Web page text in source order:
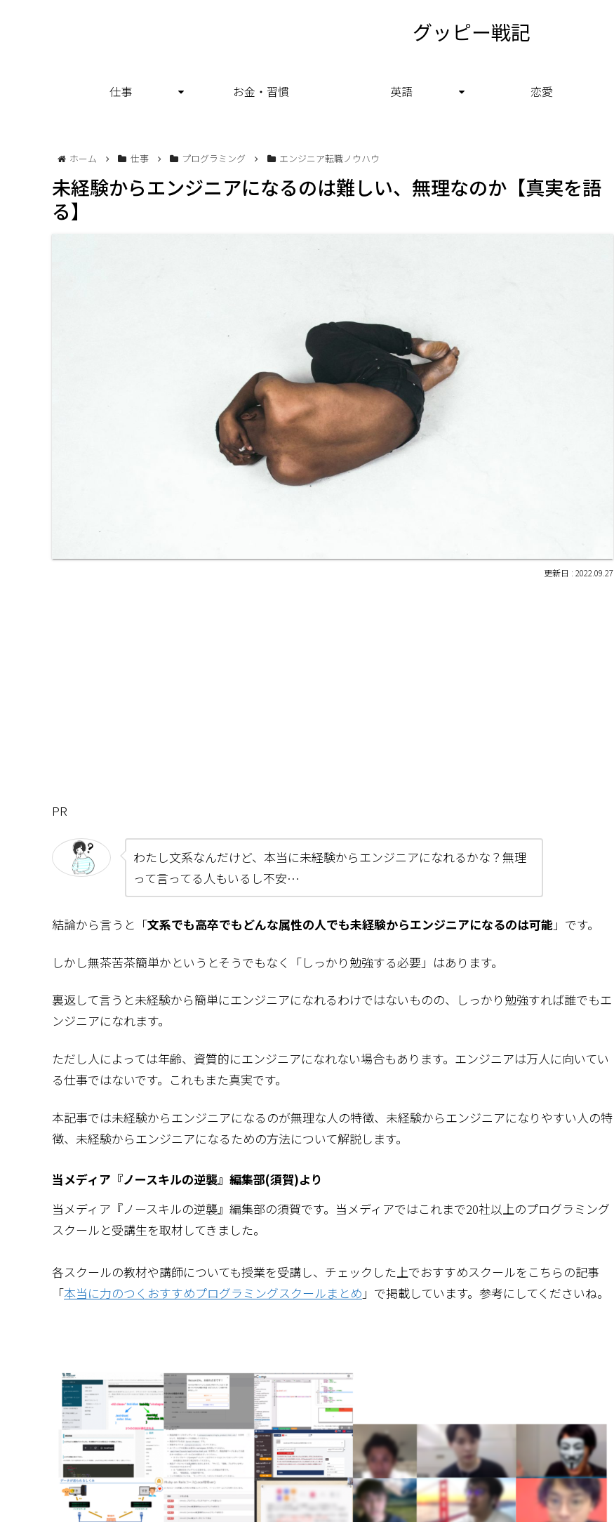
グッピー戦記
仕事 お金・習慣 英語 恋愛
ホーム 仕事 プログラミング エンジニア転職ノウハウ
未経験からエンジニアになるのは難しい、無理なのか【真実を語
る】
2022.09.27
PR
わたし文系なんだけど、本当に未経験からエンジニアになれるかな？無理
って言ってる人もいるし不安…
結論から言うと「文系でも高卒でもどんな属性の人でも未経験からエンジニアになるのは可能 」です。
しかし無茶苦茶簡単かというとそうでもなく「しっかり勉強する必要」はあります。
裏返して言うと未経験から簡単にエンジニアになれるわけではないものの、しっかり勉強すれば誰でもエ
ンジニアになれます。
ただし人によっては年齢、資質的にエンジニアになれない場合もあります。エンジニアは万人に向いてい
る仕事ではないです。これもまた真実です。
本記事では未経験からエンジニアになるのが無理な人の特徴、未経験からエンジニアになりやすい人の特
徴、未経験からエンジニアになるための方法について解説します。
当メディア『ノースキルの逆襲』編集部(須賀)より
当メディア『ノースキルの逆襲』編集部の須賀です。当メディアではこれまで20社以上のプログラミング
スクールと受講生を取材してきました。
各スクールの教材や講師についても授業を受講し、チェックした上でおすすめスクールをこちらの記事
「本当に力のつくおすすめプログラミングスクールまとめ 」で掲載しています。参考にしてくださいね。